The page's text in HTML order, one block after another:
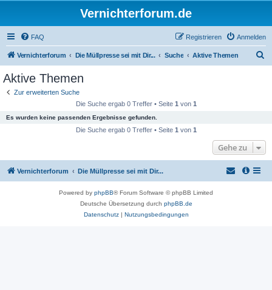
Vernichterforum.de
FAQ Anmelden
Registrieren
Vernichterforum Die Müllpresse sei mit Dir... Suche Aktive Themen
Aktive Themen
Zur erweiterten Suche
Die Suche ergab 0 Treffer • Seite 1 von 1
Es wurden keine passenden Ergebnisse gefunden.
Die Suche ergab 0 Treffer • Seite 1 von 1
Gehe zu
Vernichterforum Die Müllpresse sei mit Dir...
Powered by phpBB® Forum Software © phpBB Limited
Deutsche Übersetzung durch phpBB.de
Datenschutz| Nutzungsbedingungen